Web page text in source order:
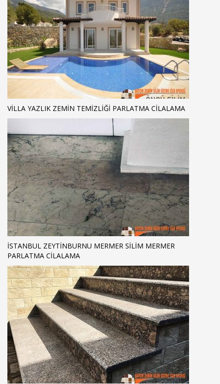
VILLA YAZLIK ZEMIN TEMIZLIĞI PARLATMA CILALAMA
ISTANBUL ZEYTINBURNU MERMER SILIM MERMER
PARLATMA CILALAMA